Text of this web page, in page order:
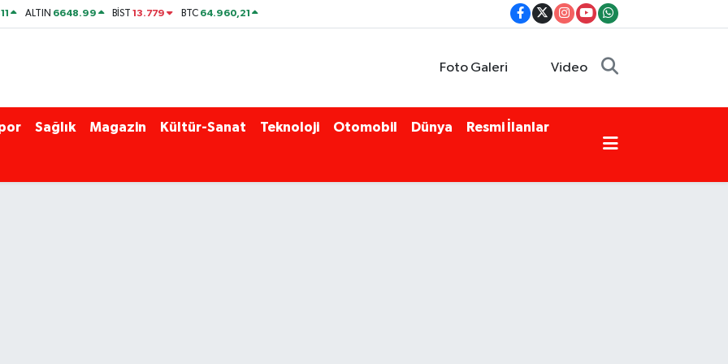
ALTIN 6648.99 BİST13.779 BTC 64.960,21
Foto Galeri Video
Sağlık Magazin Kültür-Sanat Teknoloji Otomobil Dünya Resmi İlanlar